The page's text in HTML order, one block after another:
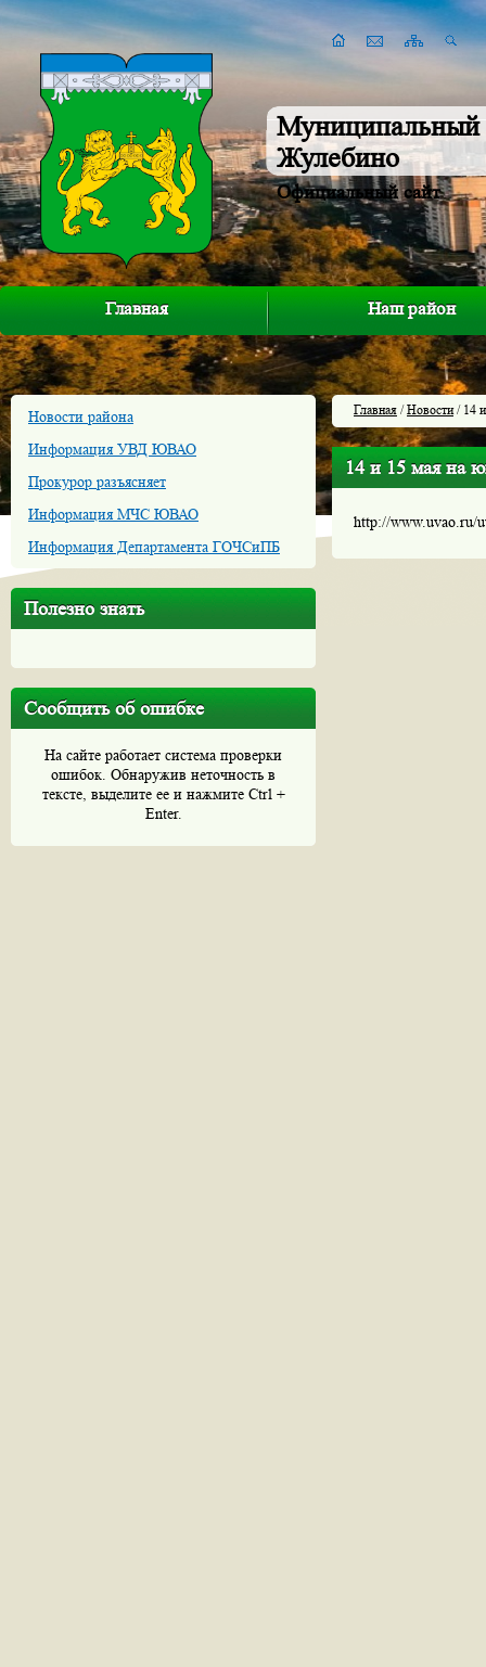
Муниципальный
Жулебино
Официальный сайт
Главная Наш район
Новости района
Информация УВД ЮВАО
Прокурор разъясняет
Информация МЧС ЮВАО
Информация Департамента ГОЧСиПБ
Полезно знать
Сообщить об ошибке
На сайте работает система проверки
ошибок. Обнаружив неточность в
тексте, выделите ее и нажмите Ctrl +
Enter.
Главная /Новости/ 14
14 и 15 мая на
http://www.uvao.ru/